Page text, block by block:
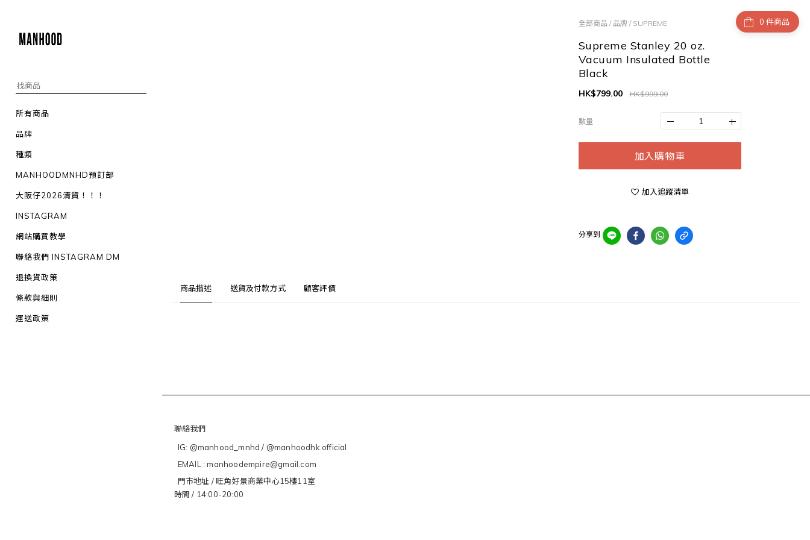
所有商品
品牌
種類
MANHOODMNHD預訂部
大阪仔2026清貨！！！
INSTAGRAM
網站購買教學
聯絡我們 INSTAGRAM DM
退換貨政策
條款與細則
運送政策
件商品
全部商品 / 品牌/ SUPREME
Supreme Stanley 20 oz.
Vacuum Insulated Bottle
Black
HK$999.00
HK$799.00
數量
加入購物車
加入追蹤清單
分享到
商品描述 送貨及付款方式 顧客評價
聯絡我們
IG: @manhood_mnhd / @manhoodhk.official
EMAIL : manhoodempire@gmail.com
門市地址 / 旺角好景商業中心15樓11室
時間 / 14:00-20:00